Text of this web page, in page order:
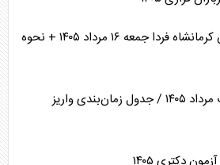
جدول قطعی برق استان کرمانشاه فردا جمعه ۱۶ مرداد ۱۴۰۵ + نحوه
تغییر زمان واریز کالابرگ مرداد ۱۴۰۵ / جدول زمان‌بندی واریز